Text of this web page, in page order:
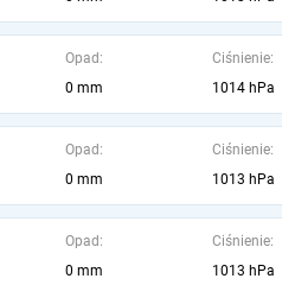
Opad:
0 mm
Ciśnienie:
1014 hPa
Opad:
0 mm
Ciśnienie:
1013 hPa
Opad:
0 mm
Ciśnienie:
1013 hPa